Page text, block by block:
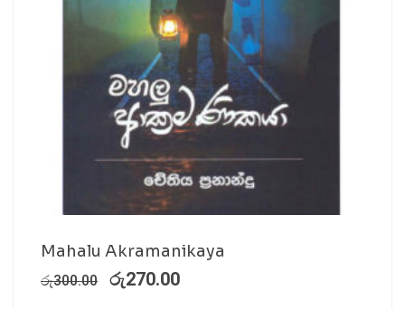
Mahalu Akramanikaya
රු300.00 රු270.00